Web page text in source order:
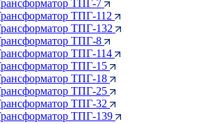
ТПГ-7
ТПГ-112
ТПГ-132
ТПГ-8
ТПГ-114
ТПГ-15
ТПГ-18
ТПГ-25
ТПГ-32
ТПГ-139